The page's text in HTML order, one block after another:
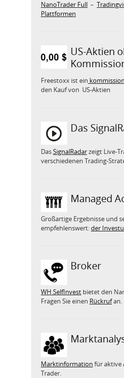
NanoTrader Full –
Plattformen
US-Aktien
Freestoxx ist ein
den Kauf von US-Aktien
Das
DasSignalRadarzeigt Live-
verschiedenen Trading-
Managed
Großartige Ergebnisse und
empfehlenswert:der
Broker
WH SelfInvest bietet den
Fragen Sie einen Rückrufan.
Marktinformation für aktive
Trader.